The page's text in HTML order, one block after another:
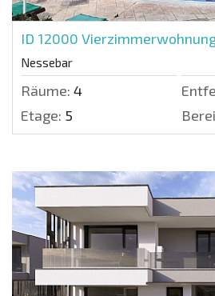
ID 12000
Nessebar
Räume: 4
Etage: 5